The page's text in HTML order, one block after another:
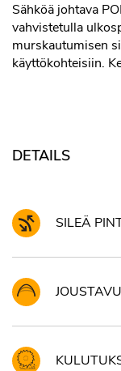
Sähköä johtava
vahvistetulla
murskautumisen
käyttökohteisiin.
DETAILS
SILEÄ